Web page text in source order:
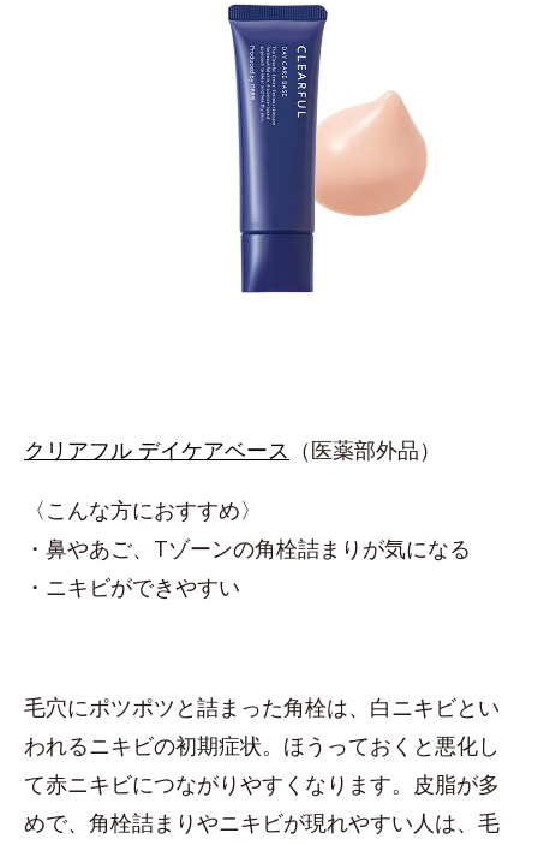
クリアフル デイケアベース （医薬部外品）
〈こんな方におすすめ〉
・鼻やあご、Tゾーンの角栓詰まりが気になる
・ニキビができやすい
毛穴にポツポツと詰まった角栓は、白ニキビとい
われるニキビの初期症状。ほうっておくと悪化し
て赤ニキビにつながりやすくなります。皮脂が多
めで、角栓詰まりやニキビが現れやすい人は、毛